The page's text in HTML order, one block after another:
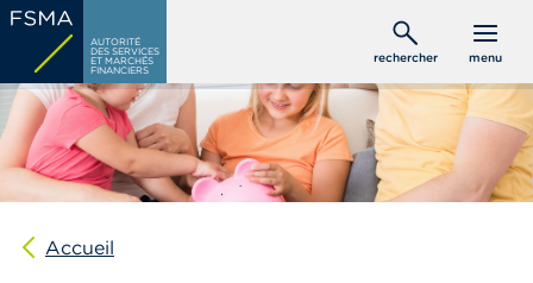
Aller
contenu
principal
AUTORITÉ
DES SERVICES
ET MARCHÉS
FINANCIERS
rechercher menu
C
s
o
m
m
a
t
u
Accueil